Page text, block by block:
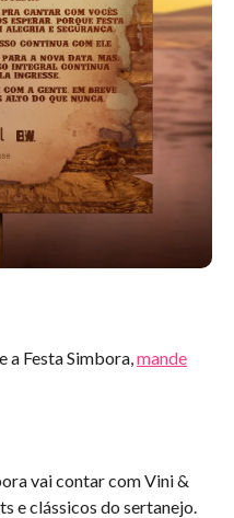
a Festa Simbora,mande
vai contar com Vini &
e clássicos do sertanejo.